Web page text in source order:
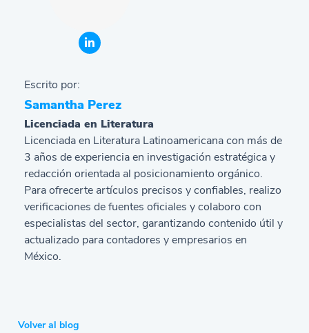
Escrito por:
Samantha Perez
Licenciada en Literatura
Licenciada en Literatura Latinoamericana con más de
3 años de experiencia en investigación estratégica y
redacción orientada al posicionamiento orgánico.
Para ofrecerte artículos precisos y confiables, realizo
verificaciones de fuentes oficiales y colaboro con
especialistas del sector, garantizando contenido útil y
actualizado para contadores y empresarios en
México.
Volver al blog